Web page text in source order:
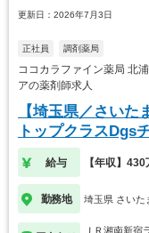
更新日：2026年7月3日
正社員 調剤薬局
ココカラファイン薬局 北
アの薬剤師求人
【埼玉県／さい
トップクラスDgs
給与 【年収】
勤務地 埼玉県 さいた
ＪＲ湘南新宿